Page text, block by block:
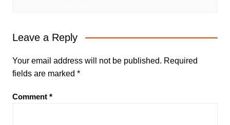
Leave a Reply
Your email address will not be published. Required
fields are marked *
Comment *